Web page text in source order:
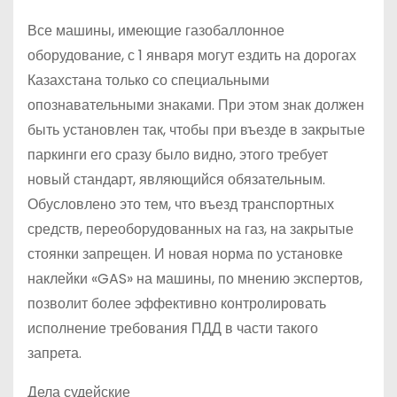
Все машины, имеющие газобаллонное
оборудование, с 1 января могут ездить на дорогах
Казахстана только со специальными
опознавательными знаками. При этом знак должен
быть установлен так, чтобы при въезде в закрытые
паркинги его сразу было видно, этого требует
новый стандарт, являющийся обязательным.
Обусловлено это тем, что въезд транспортных
средств, переоборудованных на газ, на закрытые
стоянки запрещен. И новая норма по установке
наклейки «GAS» на машины, по мнению экспертов,
позволит более эффективно контролировать
исполнение требования ПДД в части такого
запрета.
Дела судейские